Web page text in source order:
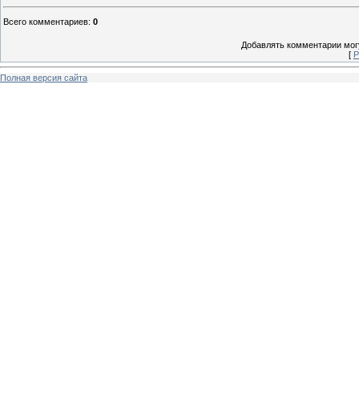
Всего комментариев: 0
Добавлять комментарии
[
Полная версия сайта